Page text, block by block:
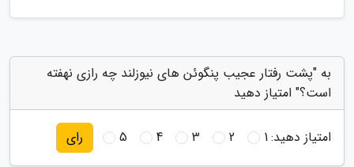
به "پشت رفتار عجیب پنگوئن های نیوزلند چه رازی نهفته
است؟" امتیاز دهید
امتیاز دهید:1
2
3
4
5 رای